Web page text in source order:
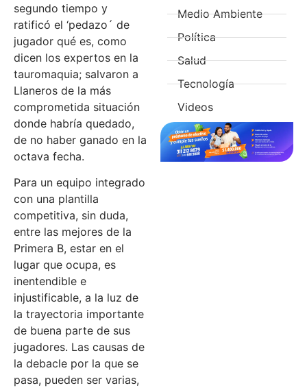
segundo tiempo y
ratificó el ‘pedazo´ de
jugador qué es, como
dicen los expertos en la
tauromaquia; salvaron a
Llaneros de la más
comprometida situación
donde habría quedado,
de no haber ganado en la
octava fecha.
Para un equipo integrado
con una plantilla
competitiva, sin duda,
entre las mejores de la
Primera B, estar en el
lugar que ocupa, es
inentendible e
injustificable, a la luz de
la trayectoria importante
de buena parte de sus
jugadores. Las causas de
la debacle por la que se
pasa, pueden ser varias,
Medio Ambiente
Política
Salud
Tecnología
Videos